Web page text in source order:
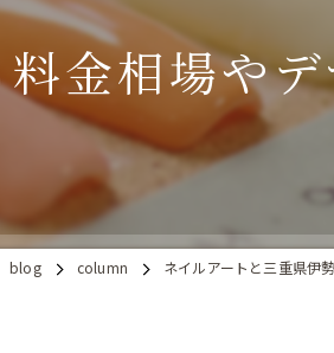
スカルプ
フット
トレンド
フィルイン
金相場や
blog column ネイルアートと三重県伊